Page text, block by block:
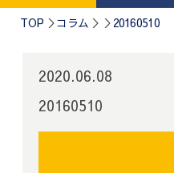
TOP コラム 20160510
2020.06.08
20160510